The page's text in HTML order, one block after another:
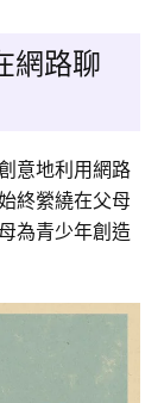
網路聊
意地利用網路
終縈繞在父母
為青少年創造